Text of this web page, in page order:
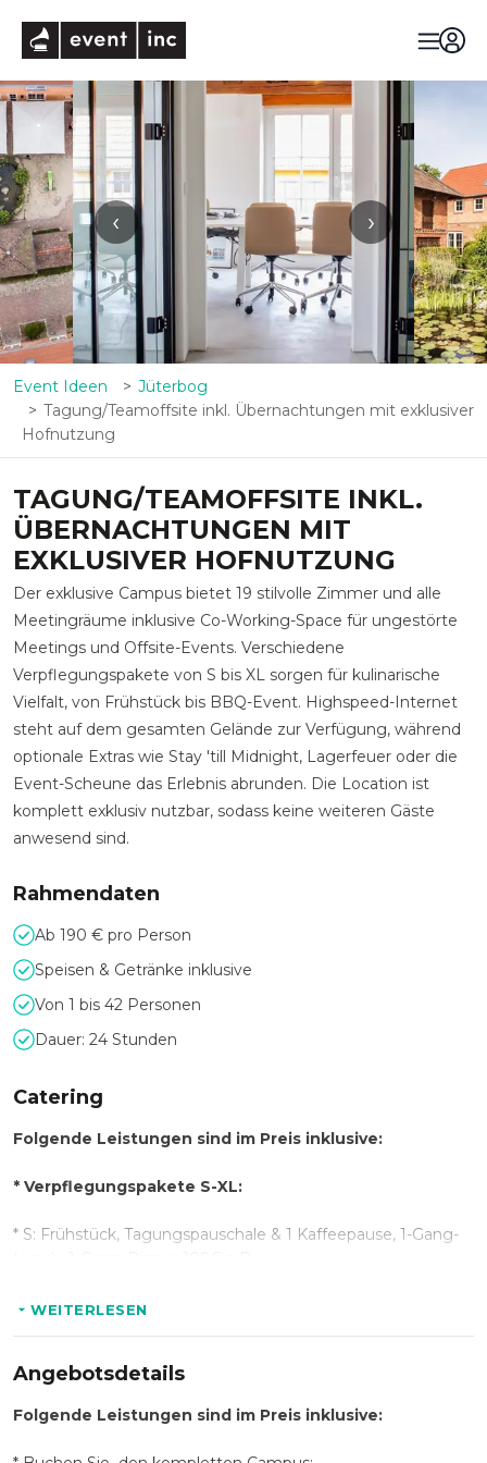
‹ ›
Event Ideen
Jüterbog
Tagung/Teamoffsite inkl. Übernachtungen mit exklusiver
Hofnutzung
TAGUNG/TEAMOFFSITE INKL.
ÜBERNACHTUNGEN MIT
EXKLUSIVER HOFNUTZUNG
Der exklusive Campus bietet 19 stilvolle Zimmer und alle
Meetingräume inklusive Co-Working-Space für ungestörte
Meetings und Offsite-Events. Verschiedene
Verpflegungspakete von S bis XL sorgen für kulinarische
Vielfalt, von Frühstück bis BBQ-Event. Highspeed-Internet
steht auf dem gesamten Gelände zur Verfügung, während
optionale Extras wie Stay 'till Midnight, Lagerfeuer oder die
Event-Scheune das Erlebnis abrunden. Die Location ist
komplett exklusiv nutzbar, sodass keine weiteren Gäste
anwesend sind.
Rahmendaten
Ab 190 € pro Person
Speisen & Getränke inklusive
Von 1 bis 42 Personen
Dauer: 24 Stunden
Catering
Folgende Leistungen sind im Preis inklusive:
* Verpflegungspakete S-XL:
* S: Frühstück, Tagungspauschale & 1 Kaffeepause, 1-Gang-
* M: Frühstück, Tagungspauschale & 1 Kaffeepause, 2-Gang-
* L: Frühstück, Tagungspauschale & 2 Kaffeepausen, 3-Gang-
WEITERLESEN
Angebotsdetails
Folgende Leistungen sind im Preis inklusive: